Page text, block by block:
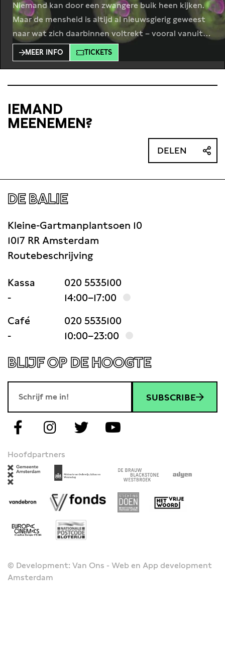
Niemand kan door een zwangere buik heen kijken.
Maar de mensheid is altijd al nieuwsgierig geweest
naar wat zich daarbinnen voltrekt – vooral vanuit
de wens erin in te grijpen. Trudy Dehue schreef Ei,
foetus, baby. Een nieuwe geschiedenis van
MEER INFO TICKETS
IEMAND
MEENEMEN?
DELEN
DE BALIE
Kleine-Gartmanplantsoen 10
1017 RR Amsterdam
Routebeschrijving
Kassa
020 5535100
-
14:00–17:00
Café
020 5535100
-
10:00–23:00
BLIJF OP DE HOOGTE
SUBSCRIBE
Hoofdpartners
© Development: Van Ons - Web en App development
Amsterdam